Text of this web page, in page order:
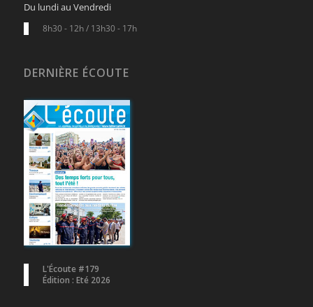
Du lundi au Vendredi
8h30 - 12h / 13h30 - 17h
DERNIÈRE ÉCOUTE
L'Écoute #179
Édition : Eté 2026